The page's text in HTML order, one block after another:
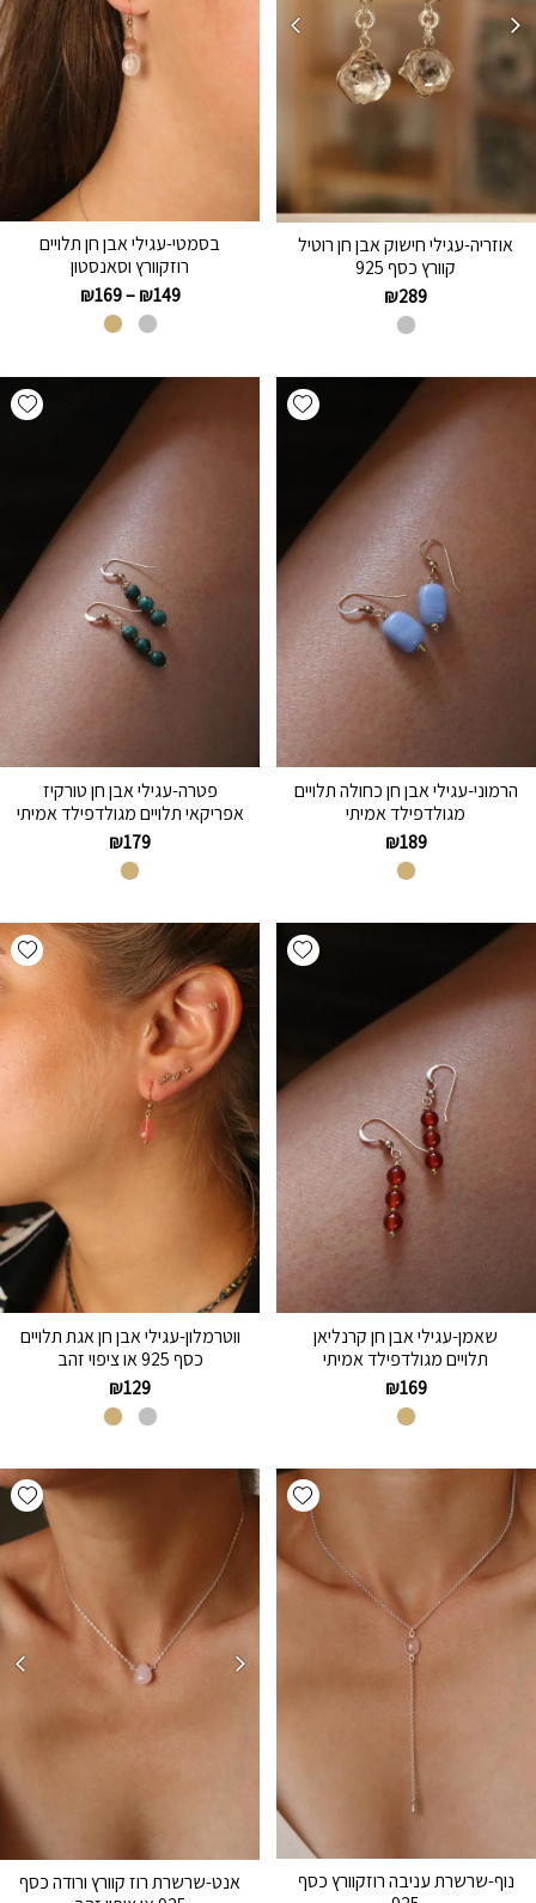
אוזריה-עגילי חישוק אבן חן רוטיל
קוורץ כסף 925
₪289
בסמטי-עגילי אבן חן תלויים
רוזקוורץ וסאנסטון
₪149
–
₪169
Add wishlist
הרמוני-עגילי אבן חן כחולה תלויים
מגולדפילד אמיתי
₪189
פטרה-עגילי אבן חן טורקיז
אפריקאי תלויים מגולדפילד אמיתי
₪179
Add wishlist
שאמן-עגילי אבן חן קרנליאן
תלויים מגולדפילד אמיתי
₪169
ווטרמלון-עגילי אבן חן אגת תלויים
כסף 925 או ציפוי זהב
₪129
Add wishlist
נוף-שרשרת עניבה רוזקוורץ כסף
אנט-שרשרת רוז קוורץ ורודה כסף